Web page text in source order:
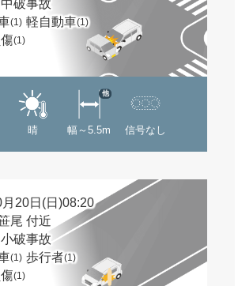
破事故
(1) 軽自動車(1)
(1)
晴 幅～5.5m
他
信号なし
20日(日)08:20
尾 付近
破事故
(1) 歩行者(1)
(1)